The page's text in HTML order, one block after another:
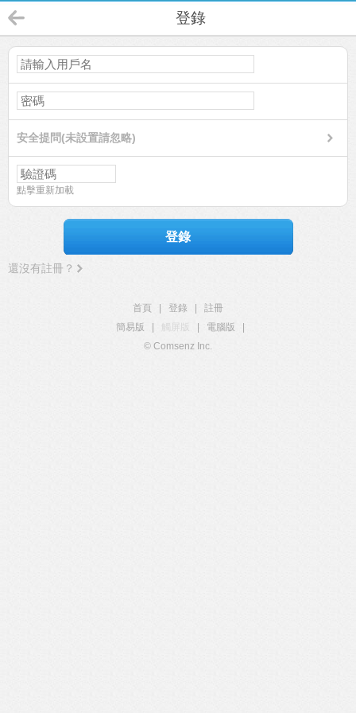
登錄
安全提問(未設置請忽略)
點擊重新加載
登錄
還沒有註冊？
首頁 登錄
註冊
簡易版
觸屏版 電腦版
© Comsenz Inc.